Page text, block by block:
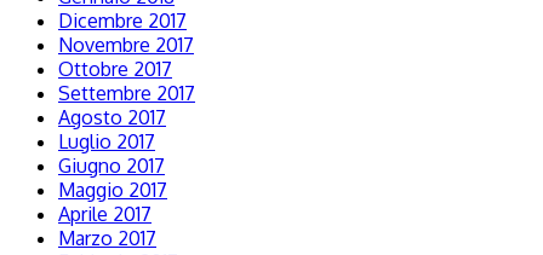
Dicembre 2017
Novembre 2017
Ottobre 2017
Settembre 2017
Agosto 2017
Luglio 2017
Giugno 2017
Maggio 2017
Aprile 2017
Marzo 2017